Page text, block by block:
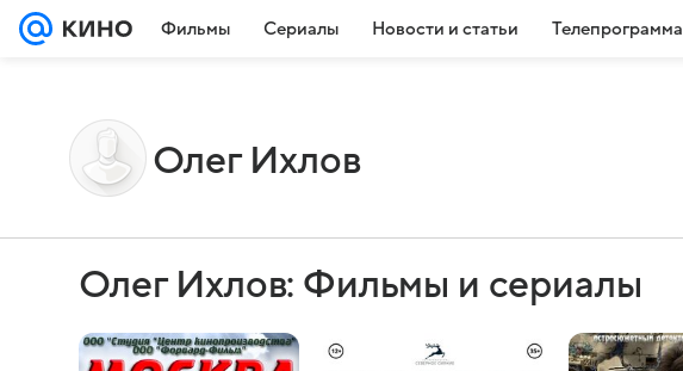
Фильмы Сериалы Новости и статьи Телепрограмма
Олег Ихлов
Олег Ихлов: Фильмы и сериалы